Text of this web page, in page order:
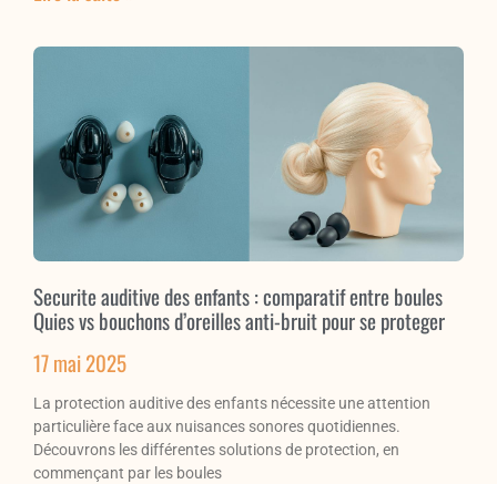
Securite auditive des enfants : comparatif entre boules
Quies vs bouchons d’oreilles anti-bruit pour se proteger
17 mai 2025
La protection auditive des enfants nécessite une attention
particulière face aux nuisances sonores quotidiennes.
Découvrons les différentes solutions de protection, en
commençant par les boules